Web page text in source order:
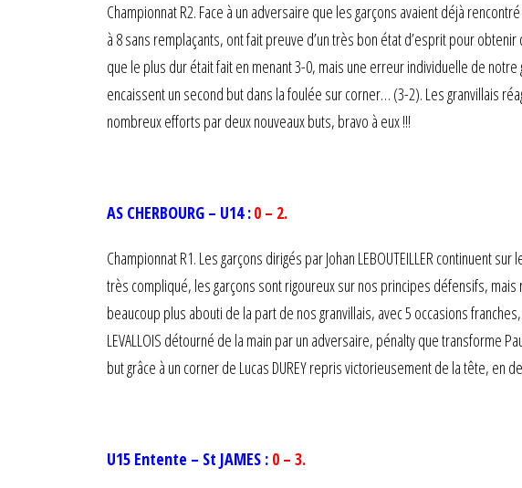
Championnat R2. Face à un adversaire que les garçons avaient déjà
à 8 sans remplaçants, ont fait preuve d’un très bon état d’esprit pour
que le plus dur était fait en menant 3-0, mais une erreur individuelle de
encaissent un second but dans la foulée sur corner… (3-2). Les granvillais
nombreux efforts par deux nouveaux buts, bravo à eux !!!
AS CHERBOURG – U14 :0 – 2.
Championnat R1. Les garçons dirigés par Johan LEBOUTEILLER continuent
très compliqué, les garçons sont rigoureux sur nos principes défensifs,
beaucoup plus abouti de la part de nos granvillais, avec 5 occasions
LEVALLOIS détourné de la main par un adversaire, pénalty que transforme
but grâce à un corner de Lucas DUREY repris victorieusement de la tête, en
U15 Entente – St JAMES : 0 – 3.